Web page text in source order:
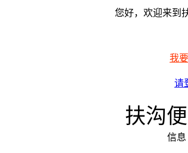
您好，欢迎来到
我
请
扶沟
信息